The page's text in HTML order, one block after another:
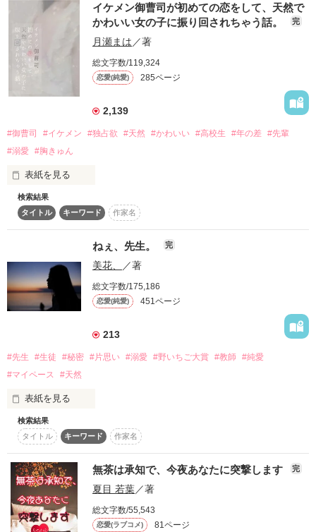
恋愛ジャンル　10位　2019.11.9
総合ジャンル　11位　2019.11.9
【第４回ベリーズカフェ恋愛小説大賞新人賞受賞】
マカロン文庫より書籍化にあたり
電子書籍版では加筆修正してあります
START＊2019.10.4
ウブで不器用なお殿様は、天然くノ一に恋をする。
※『俺様幼馴染の溺愛包囲網』関連作品です。
本編のみでも、読んでいただけます。
☆感想ありがとうございました☆
2021/02/08
本棚登録2000件突破しました！
作品を読む
蘇芳 千晶(すおうちあき)30歳
蘇芳百貨店副社長
才色兼備な彼には残念な
ところがありました…
それは【重度の恋愛体質】
そんな彼と一晩明かして出た彼の理想は？
“墓まで一緒に入りたい”
天然？副社長
＆
お人好し北館チーフ
どうしてこんな事になるの!!
✼蘇芳百貨店シリーズ②
①もありますが先バレにはならないので
普通に読む事は出来ます☆
ございます‪…I˙꒳​˙)
苦手な方はパーッとすっ飛ばして下さい。
☆まるさん嬉しいレビュー
ありがとうございました(*･ω･)*_ _)ﾍﾟｺﾘ
作品を読む
イケメン御曹司が初めての恋をして、天然で
かわいい女の子に振り回されちゃう話。
完
月瀬まは／著
総文字数/119,324
恋愛(純愛) 285ページ
2,139
#御曹司 #イケメン #独占欲 #天然 #かわいい #高校生 #年の差
#先輩
#溺愛 #胸きゅん
表紙を見る
「ごごご、ごめんなさい…！大丈夫ですか？」
「……天使？」
出会いは突然
クズな超イケメン御曹司が
「かわいすぎてどうしよう」
「なんでも言って。欲しいもの全部あげるから」
検索結果
タイトル
キーワード 作家名
ねぇ、先生。 完
美花、 ／著
総文字数/175,186
恋愛(純愛) 451ページ
213
#先生 #生徒 #秘密 #片思い #溺愛 #野いちご大賞 #教師 #純愛
#マイペース
#天然
表紙を見る
そう、例えば同級生とか
近所のお兄ちゃんとか
そうでなくても、
ただのサラリーマンとか
検索結果
タイトル
キーワード 作家名
無茶は承知で、今夜あなたに突撃します 完
夏目 若葉／著
総文字数/55,543
恋愛(ラブコメ) 81ページ